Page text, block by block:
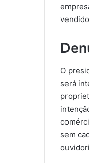
O
será
sem